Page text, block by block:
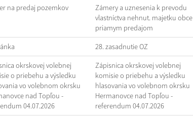
na predaj pozemkov
Zámery a uznesenia k prevodu
vlastníctva nehnut. majetku obce
priamym predajom
28. zasadnutie OZ
okrskovej volebnej
o priebehu a výsledku
vo volebnom okrsku
nad Topľou -
04.07.2026
Zápisnica okrskovej volebnej
komisie o priebehu a výsledku
hlasovania vo volebnom okrsku
Hermanovce nad Topľou -
referendum 04.07.2026